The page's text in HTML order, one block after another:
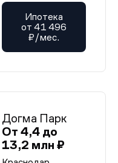
Ипотека
от 41 496
₽/мес.
Догма Парк
От 4,4 до
13,2 млн ₽